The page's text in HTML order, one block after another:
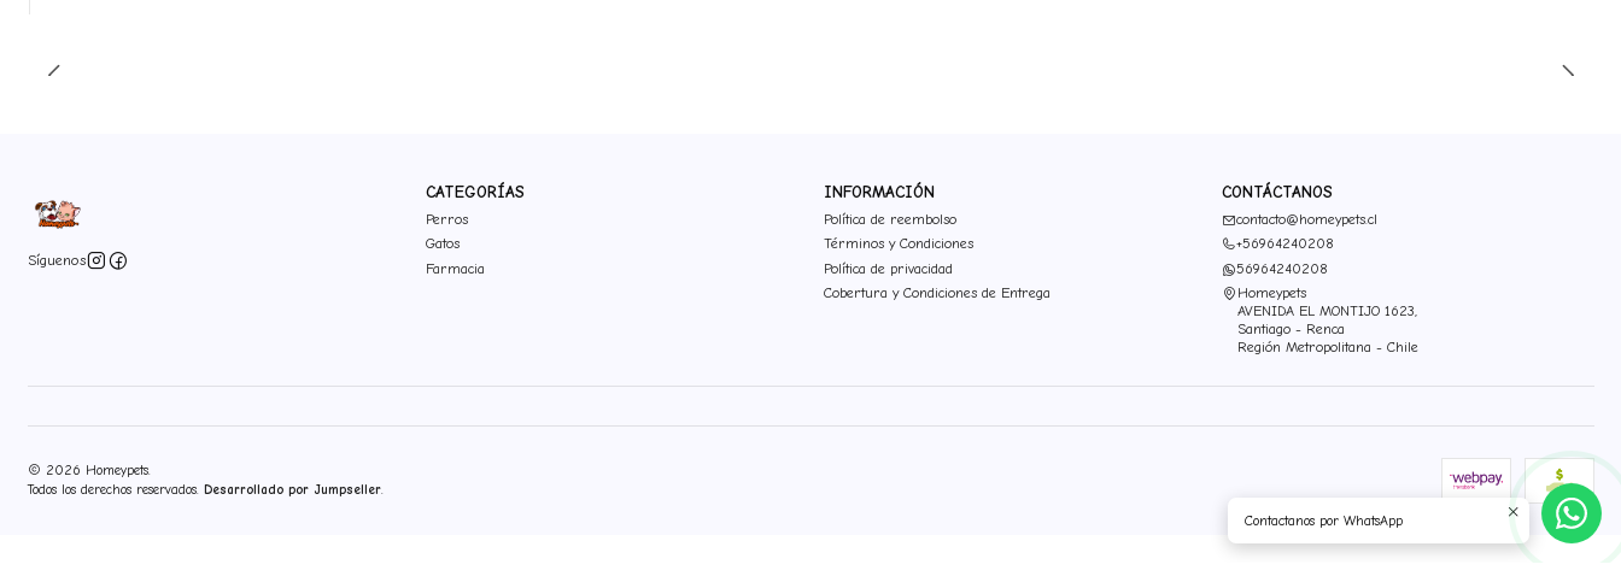
Síguenos
CATEGORÍAS
Perros
Gatos
Farmacia
INFORMACIÓN
Política de reembolso
Términos y Condiciones
Política de privacidad
Cobertura y Condiciones de Entrega
CONTÁCTANOS
contacto@homeypets.cl
+56964240208
56964240208
Homeypets
AVENIDA EL MONTIJO 1623,
Santiago - Renca
Región Metropolitana - Chile
2026 Homeypets.
Todos los derechos reservados. Desarrollado por Jumpseller.
Contactanos por WhatsApp